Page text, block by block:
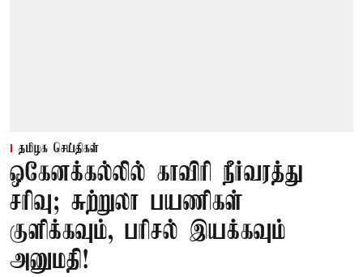
தமிழக செய்திகள்
ஒகேனக்கல்லில் காவிரி நீர்வரத்து
சரிவு; சுற்றுலா பயணிகள்
குளிக்கவும், பரிசல் இயக்கவும்
அனுமதி!